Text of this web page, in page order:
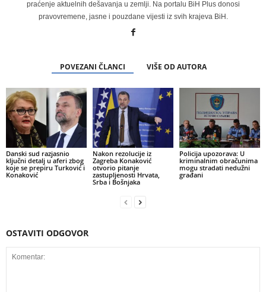
praćenje aktuelnih dešavanja u zemlji. Na portalu BiH Plus donosi
pravovremene, jasne i pouzdane vijesti iz svih krajeva BiH.
POVEZANI ČLANCI VIŠE OD AUTORA
Danski sud razjasnio
ključni detalj u aferi zbog
koje se prepiru Turković i
Konaković
Nakon rezolucije iz
Zagreba Konaković
otvorio pitanje
zastupljenosti Hrvata,
Srba i Bošnjaka
Policija upozorava: U
kriminalnim obračunima
mogu stradati nedužni
građani
OSTAVITI ODGOVOR